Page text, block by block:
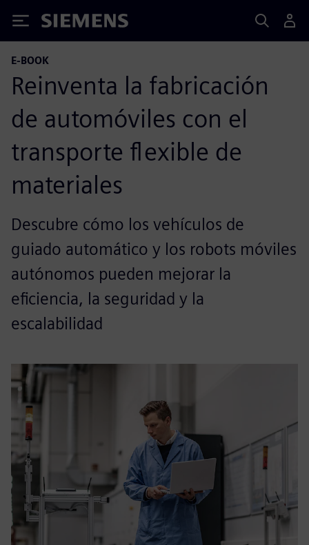
Siemens
E-BOOK
Reinventa la fabricación
de automóviles con el
transporte flexible de
materiales
Descubre cómo los vehículos de
guiado automático y los robots móviles
autónomos pueden mejorar la
eficiencia, la seguridad y la
escalabilidad